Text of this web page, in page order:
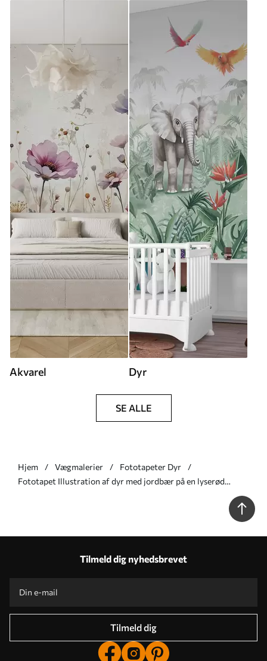
Akvarel Dyr
SE ALLE
Hjem Vægmalerier
Fototapeter Dyr
Fototapet Illustration af dyr med jordbær på en lyserød
Tilmeld dig nyhedsbrevet
Tilmeld dig